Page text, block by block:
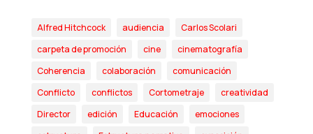
Alfred Hitchcock audiencia
Carlos Scolari
carpeta de promoción
cine
cinematografía
Coherencia
colaboración
comunicación
Conflicto
conflictos Cortometraje
creatividad
Director
edición Educación
emociones